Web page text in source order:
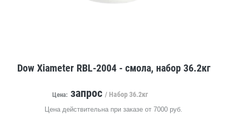
Dow Xiameter RBL-2004 - смола, набор 36.2кг
Цена: запрос / Набор 36.2кг
Цена действительна при заказе от 7000 руб.